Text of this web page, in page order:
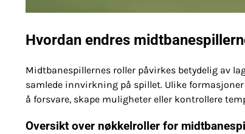
Hvordan endres
Midtbanespillernes roller påvirkes betydelig av
samlede innvirkning på spillet. Ulike
å forsvare, skape muligheter eller kontrollere
Oversikt over nøkkelroller for